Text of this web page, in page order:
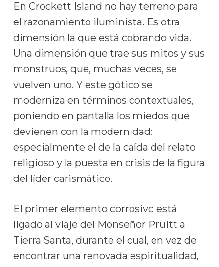
En Crockett Island no hay terreno para
el razonamiento iluminista. Es otra
dimensión la que está cobrando vida.
Una dimensión que trae sus mitos y sus
monstruos, que, muchas veces, se
vuelven uno. Y este gótico se
moderniza en términos contextuales,
poniendo en pantalla los miedos que
devienen con la modernidad:
especialmente el de la caída del relato
religioso y la puesta en crisis de la figura
del líder carismático.
El primer elemento corrosivo está
ligado al viaje del Monseñor Pruitt a
Tierra Santa, durante el cual, en vez de
encontrar una renovada espiritualidad,